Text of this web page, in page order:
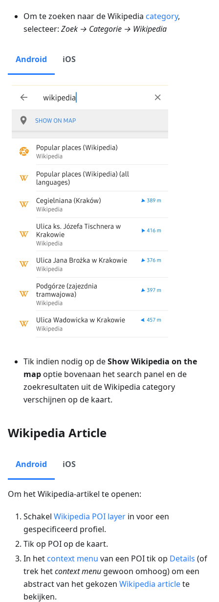
Om te zoeken naar de Wikipedia category,
selecteer: Zoek → Categorie → Wikipedia
Android iOS
Tik indien nodig op deShow Wikipedia on the
mapoptie bovenaan het search panel en de
zoekresultaten uit de Wikipedia category
verschijnen op de kaart.
Wikipedia Article
Android iOS
Om het Wikipedia-artikel te openen:
Schakel Wikipedia POI layer in voor een
gespecificeerd profiel.
Tik op POI op de kaart.
In het context menu van een POI tik op Details (of
trek hetcontext menu gewoon omhoog) om een
abstract van het gekozen Wikipedia articlete
bekijken.